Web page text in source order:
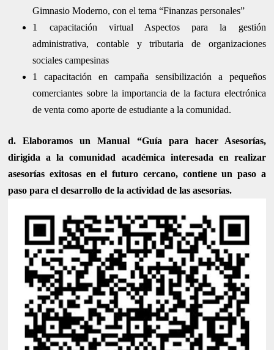
Gimnasio Moderno, con el tema “Finanzas personales”
1 capacitación virtual Aspectos para la gestión
administrativa, contable y tributaria de organizaciones
sociales campesinas
1 capacitación en campaña sensibilización a pequeños
comerciantes sobre la importancia de la factura electrónica
de venta como aporte de estudiante a la comunidad.
d. Elaboramos un Manual “Guía para hacer Asesorías,
dirigida a la comunidad académica interesada en realizar
asesorías exitosas en el futuro cercano, contiene un paso a
paso para el desarrollo de la actividad de las asesorías.